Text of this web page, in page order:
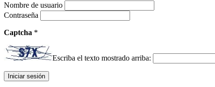
Nombre de usuario
Contraseña
Captcha *
Escriba el texto mostrado arriba: